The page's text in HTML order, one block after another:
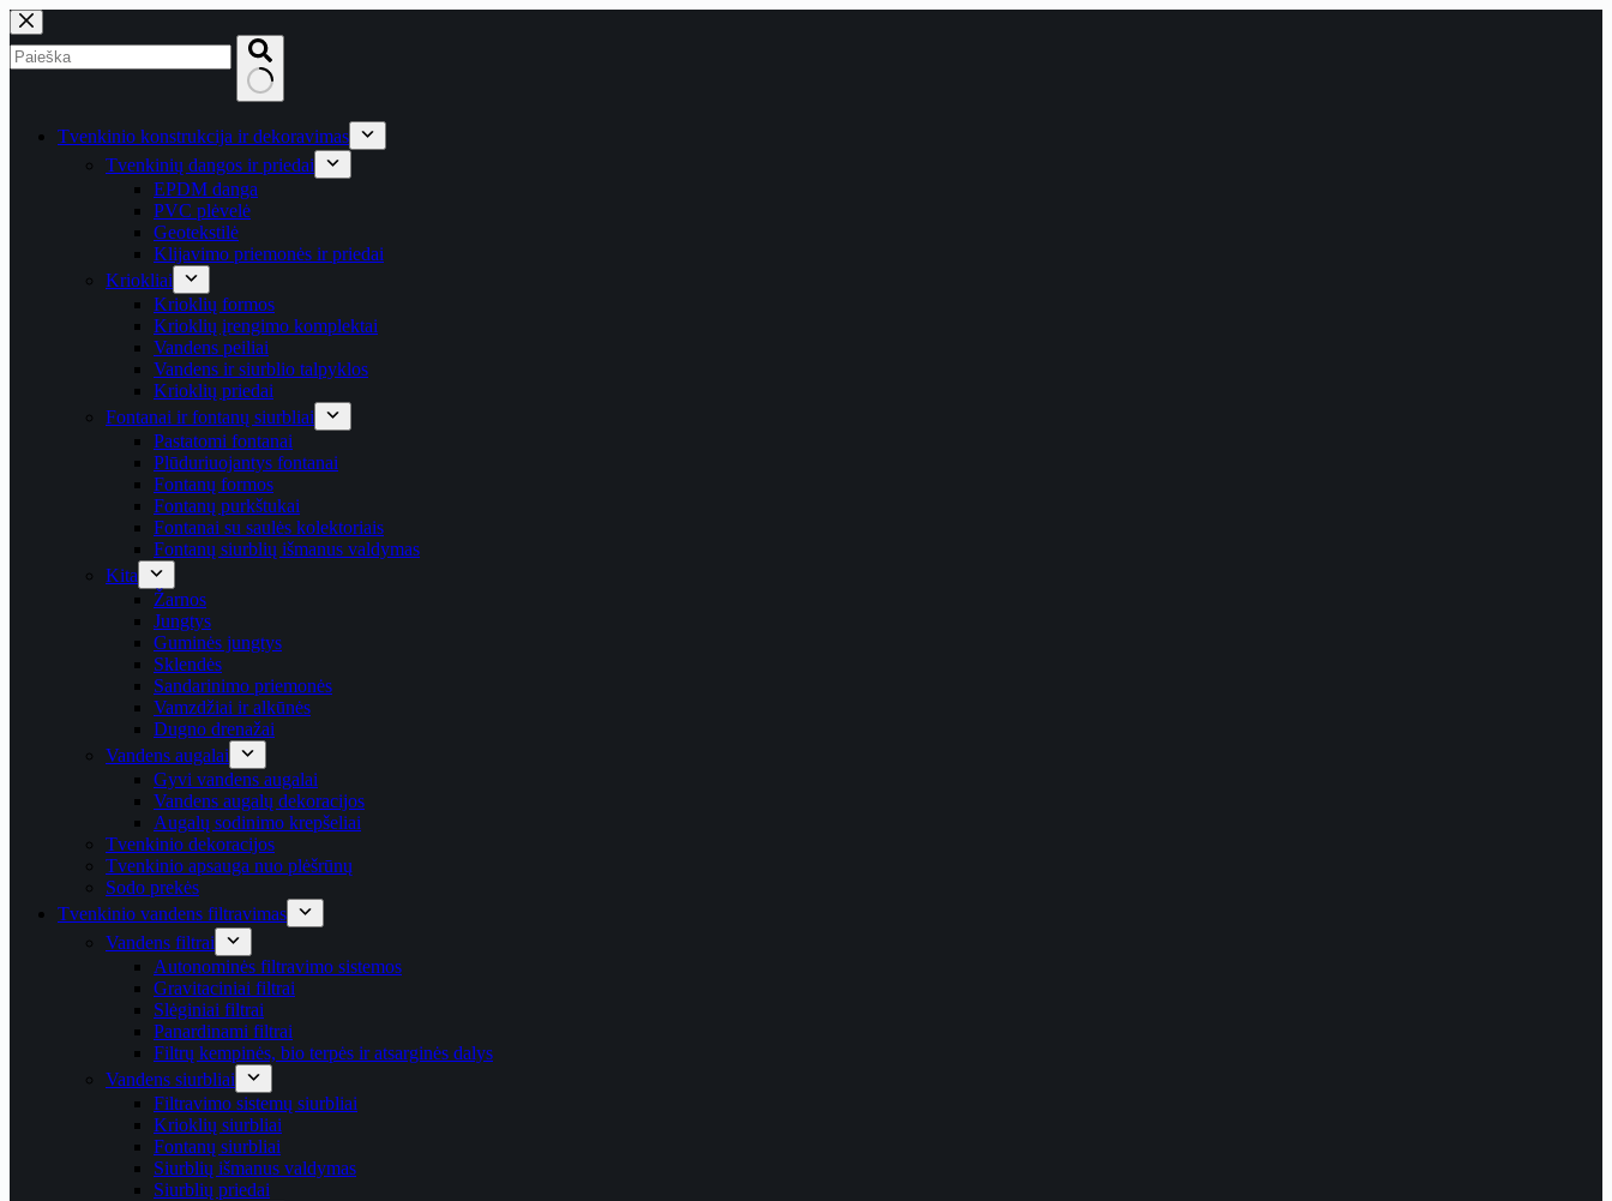
Skip
to
content
results Tvenkinio konstrukcija ir dekoravimas
Tvenkinių dangos ir priedai
EPDM danga
PVC plėvelė
Geotekstilė
Klijavimo priemonės ir priedai
Kriokliai
Krioklių formos
Krioklių įrengimo komplektai
Vandens peiliai
Vandens ir siurblio talpyklos
Krioklių priedai
Fontanai ir fontanų siurbliai
Pastatomi fontanai
Plūduriuojantys fontanai
Fontanų formos
Fontanų purkštukai
Fontanai su saulės kolektoriais
Fontanų siurblių išmanus valdymas
Kita
Žarnos
Jungtys
Guminės jungtys
Sklendės
Sandarinimo priemonės
Vamzdžiai ir alkūnės
Dugno drenažai
Vandens augalai
Gyvi vandens augalai
Vandens augalų dekoracijos
Augalų sodinimo krepšeliai
Tvenkinio dekoracijos
Tvenkinio apsauga nuo plėšrūnų
Sodo prekės
Tvenkinio vandens filtravimas
Vandens filtrai
Autonominės filtravimo sistemos
Gravitaciniai filtrai
Slėginiai filtrai
Panardinami filtrai
Filtrų kempinės, bio terpės ir atsarginės dalys
Vandens siurbliai
Filtravimo sistemų siurbliai
Krioklių siurbliai
Fontanų siurbliai
Siurblių išmanus valdymas
Siurblių priedai